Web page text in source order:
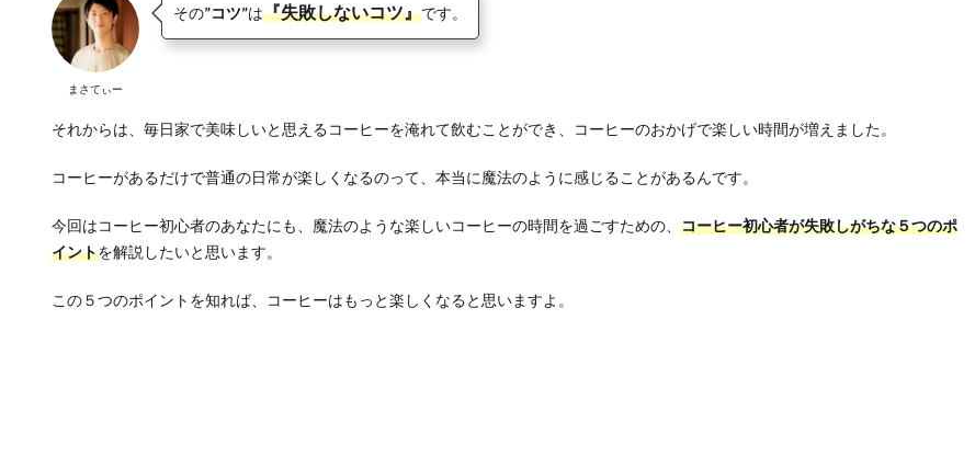
まさてぃー
その”コツ”は『失敗しないコツ』です。
それからは、毎日家で美味しいと思えるコーヒーを淹れて飲むことができ、コーヒーのおかげで楽しい時間が増えました。
コーヒーがあるだけで普通の日常が楽しくなるのって、本当に魔法のように感じることがあるんです。
今回はコーヒー初心者のあなたにも、魔法のような楽しいコーヒーの時間を過ごすための、 コーヒー初心者が失敗しがちな５つのポ
イントを解説したいと思います。
この５つのポイントを知れば、コーヒーはもっと楽しくなると思いますよ。